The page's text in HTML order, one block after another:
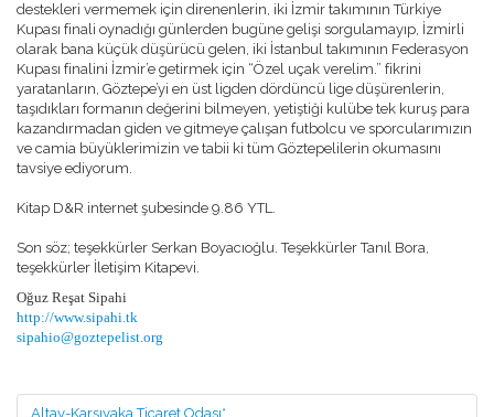
destekleri vermemek için direnenlerin, iki İzmir takımının Türkiye
Kupası finali oynadığı günlerden bugüne gelişi sorgulamayıp, İzmirli
olarak bana küçük düşürücü gelen, iki İstanbul takımının Federasyon
Kupası finalini İzmir’e getirmek için “Özel uçak verelim.” fikrini
yaratanların, Göztepe’yi en üst ligden dördüncü lige düşürenlerin,
taşıdıkları formanın değerini bilmeyen, yetiştiği kulübe tek kuruş para
kazandırmadan giden ve gitmeye çalışan futbolcu ve sporcularımızın
ve camia büyüklerimizin ve tabii ki tüm Göztepelilerin okumasını
tavsiye ediyorum.
Kitap D&R internet şubesinde 9.86 YTL.
Son söz; teşekkürler Serkan Boyacıoğlu. Teşekkürler Tanıl Bora,
teşekkürler İletişim Kitapevi.
Oğuz Reşat Sipahi
http://www.sipahi.tk
sipahio@goztepelist.org
Altay-Karşıyaka Ticaret Odası*